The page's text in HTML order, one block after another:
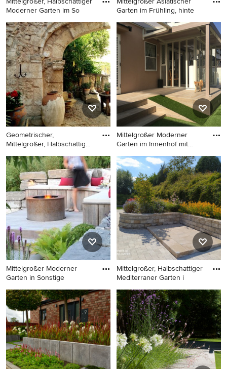
Moderner Garten im So
Mittelgroßer, Halbschattiger
Moderner Garten im Sommer
in Stuttgart
Garten im Frühling, hinte
Mittelgroßer Asiatischer
Garten im Frühling, hinter
dem Haus mit direkter
Sonneneinstrahlung in
Sonstige
Geometrischer,
Mittelgroßer, Halbschattiger
Geometrischer, Mittelgroßer,
Halbschattiger Mediterraner
Garten mit Natursteinplatten
in Sonstige
Mittelgroßer Moderner
Garten im Innenhof mit
Mittelgroßer Moderner
Garten im Innenhof mit
Rasenkanten in Sonstige
Mittelgroßer Moderner
Garten in Sonstige
Mittelgroßer Moderner
Garten in Sonstige
Mittelgroßer, Halbschattiger
Mediterraner Garten i
Mittelgroßer, Halbschattiger
Mediterraner Garten im
Sommer, neben dem Haus
mit Hochbeet und
Natursteinplatten in
Nürnberg